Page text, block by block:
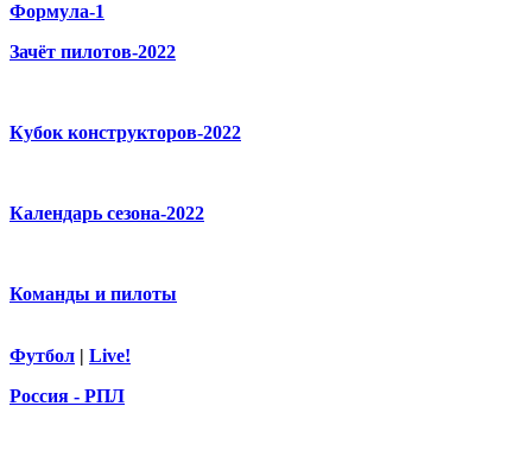
Формула-1
Зачёт пилотов-2022
Кубок конструкторов-2022
Календарь сезона-2022
Команды и пилоты
Футбол | Live!
Россия - РПЛ